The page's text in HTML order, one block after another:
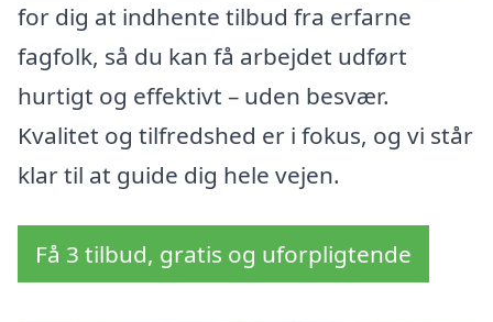
for dig at indhente tilbud fra erfarne
fagfolk, så du kan få arbejdet udført
hurtigt og effektivt – uden besvær.
Kvalitet og tilfredshed er i fokus, og vi står
klar til at guide dig hele vejen.
Få 3 tilbud, gratis og uforpligtende